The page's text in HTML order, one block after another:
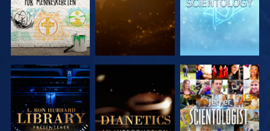
UTFORSK
SERIEN
UTFORSK
SERIEN
SE